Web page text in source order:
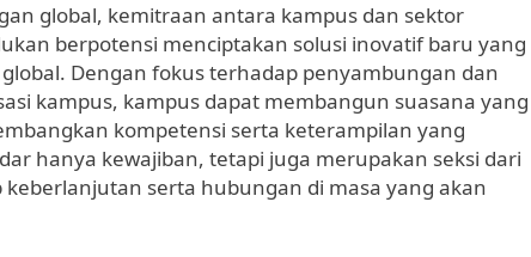
global, kemitraan antara kampus dan sektor
berpotensi menciptakan solusi inovatif baru yang
Dengan fokus terhadap penyambungan dan
kampus, kampus dapat membangun suasana yang
kompetensi serta keterampilan yang
hanya kewajiban, tetapi juga merupakan seksi dari
serta hubungan di masa yang akan